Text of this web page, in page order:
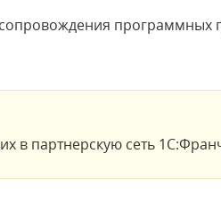
программных
в партнерскую сеть